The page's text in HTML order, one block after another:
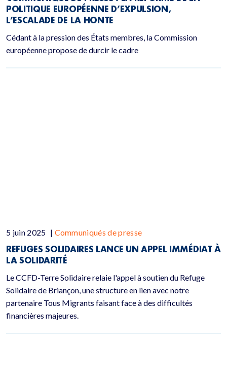
POLITIQUE EUROPÉENNE D’EXPULSION,
L’ESCALADE DE LA HONTE
Cédant à la pression des États membres, la Commission
européenne propose de durcir le cadre
5 juin 2025 | Communiqués de presse
REFUGES SOLIDAIRES LANCE UN APPEL IMMÉDIAT À
LA SOLIDARITÉ
Le CCFD-Terre Solidaire relaie l'appel à soutien du Refuge
Solidaire de Briançon, une structure en lien avec notre
partenaire Tous Migrants faisant face à des difficultés
financières majeures.